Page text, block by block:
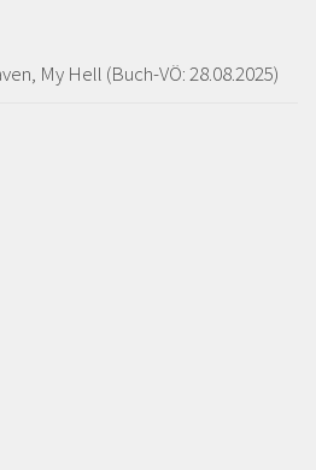
My Hell (Buch-VÖ: 28.08.2025)